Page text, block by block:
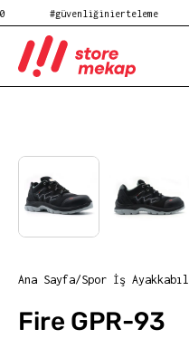
#güvenliğinierteleme
Ana Sayfa/Spor İş
Fire GPR-93